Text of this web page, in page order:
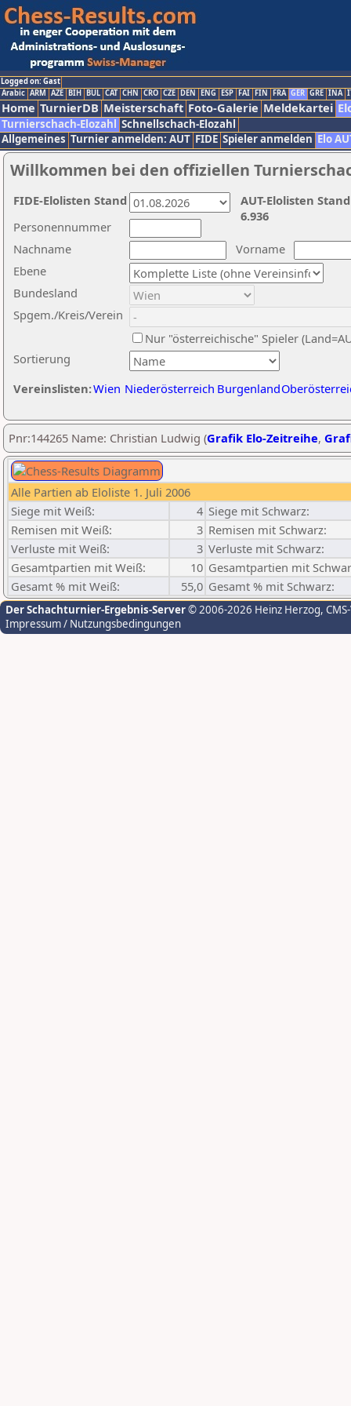
Logged on: Gast
Arabic ARM AZE BIH BUL CAT CHN CRO CZE DEN ENG ESP FAI FIN FRA GER GRE INA
Home TurnierDB Meisterschaft Foto-Galerie Meldekartei
Turnierschach-Elozahl Schnellschach-Elozahl
Allgemeines Turnier anmelden: AUT FIDE Spieler anmelden Elo
Willkommen bei den offiziellen
Nachname
Vorname
Ebene
Sortierung
Personennummer
Bundesland
Spgem./Kreis/Verein
Nur "österreichische" Spieler
Vereinslisten:Wien Niederösterreich Burgenland
AUT-Elolisten
6.936
FIDE-Elolisten Stand
Pnr:144265 Name: Christian Ludwig (Grafik Elo-Zeitreihe,
Alle Partien ab Eloliste 1. Juli 2006
Siege mit Weiß:
4 Siege mit Schwarz:
Remisen mit Weiß:
3 Remisen mit Schwarz:
Verluste mit Weiß:
3 Verluste mit Schwarz:
Gesamtpartien mit Weiß:
10 Gesamtpartien mit
Gesamt % mit Weiß:
55,0 Gesamt % mit Schwarz:
Der Schachturnier-Ergebnis-Server© 2006-2026 Heinz Herzog,
Impressum / Nutzungsbedingungen